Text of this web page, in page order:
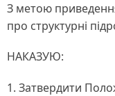
З метою
про структурні
НАКАЗУЮ:
1. Затвердити